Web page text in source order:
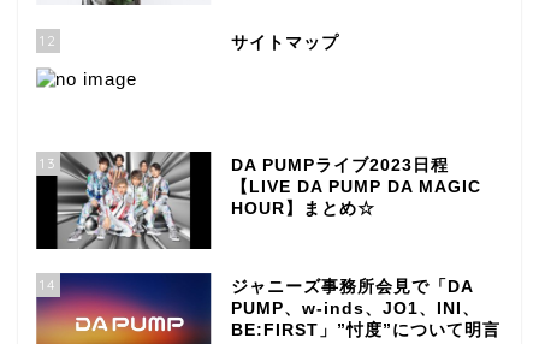
12 サイトマップ
13
DA PUMPライブ2023日程
【LIVE DA PUMP DA MAGIC
HOUR】まとめ☆
14
ジャニーズ事務所会見で「DA
PUMP、w-inds、JO1、INI、
BE:FIRST」”忖度”について明言